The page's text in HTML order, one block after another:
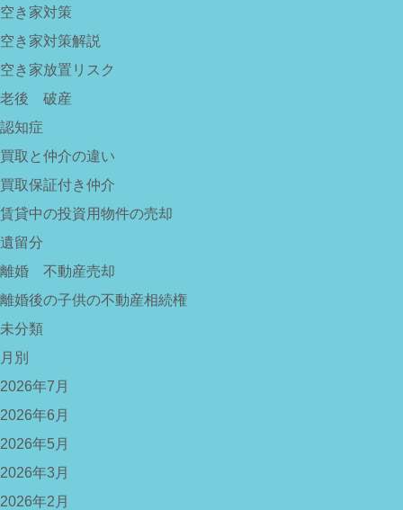
空き家対策
空き家対策解説
空き家放置リスク
老後 破産
認知症
買取と仲介の違い
買取保証付き仲介
賃貸中の投資用物件の売却
遺留分
離婚 不動産売却
離婚後の子供の不動産相続権
未分類
月別
2026年7月
2026年6月
2026年5月
2026年3月
2026年2月